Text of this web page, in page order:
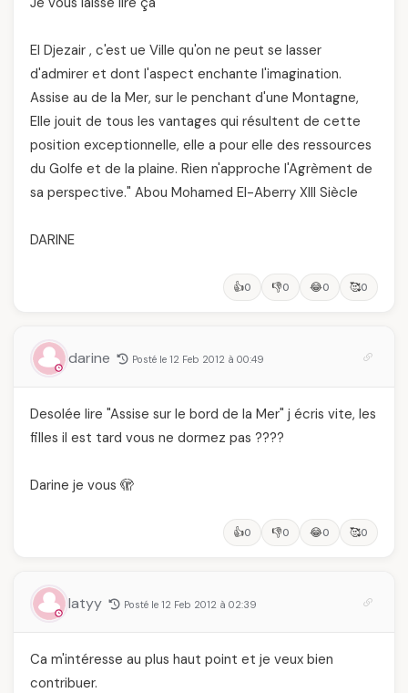
El Djezair , c'est ue Ville qu'on ne peut se lasser
d'admirer et dont l'aspect enchante l'imagination.
Assise au de la Mer, sur le penchant d'une Montagne,
Elle jouit de tous les vantages qui résultent de cette
position exceptionnelle, elle a pour elle des ressources
du Golfe et de la plaine. Rien n'approche l'Agrèment de
sa perspective." Abou Mohamed El-Aberry XIII Siècle
DARINE
👍0 👎0 😂0 🥰0
darine Posté le 12 Feb 2012 à 00:49
Desolée lire "Assise sur le bord de la Mer" j écris vite, les
filles il est tard vous ne dormez pas ????
Darine je vous 🫣
👍0 👎0 😂0 🥰0
latyy Posté le 12 Feb 2012 à 02:39
Ca m'intéresse au plus haut point et je veux bien
contribuer.